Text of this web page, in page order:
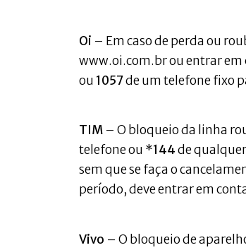
Oi – Em caso de perda ou
www.oi.com.br ou entrar em
ou 1057de um telefone fixo
TIM – O bloqueio da linha
telefone ou *144de
sem que se faça o
período, deve entrar em
Vivo – O bloqueio de